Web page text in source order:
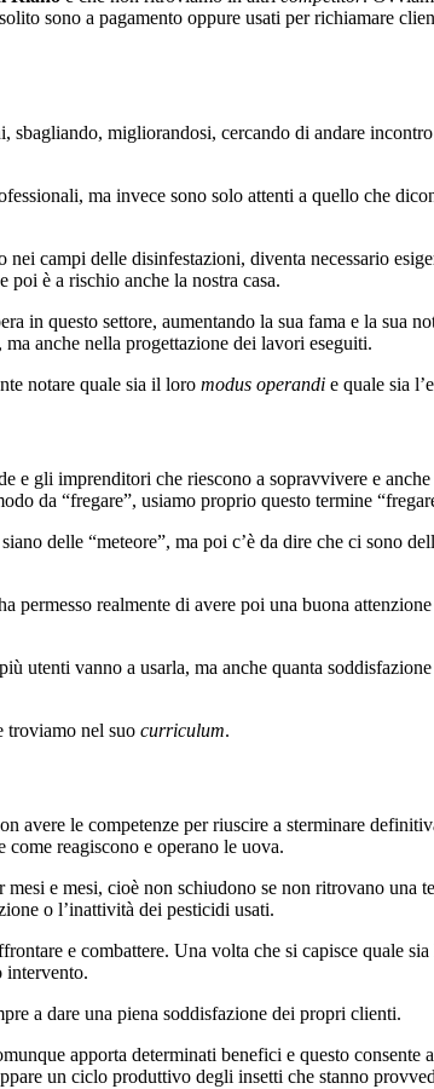
sono a pagamento oppure usati per richiamare
migliorandosi, cercando di andare
ma invece sono solo attenti a quello che
campi delle disinfestazioni, diventa necessario
è a rischio anche la nostra casa.
in questo settore, aumentando la sua fama e la sua
anche nella progettazione dei lavori eseguiti.
notare quale sia il loro modus operandi e quale sia
e gli imprenditori che riescono a sopravvivere e
da “fregare”, usiamo proprio questo termine
delle “meteore”, ma poi c’è da dire che ci sono
permesso realmente di avere poi una buona
utenti vanno a usarla, ma anche quanta
troviamo nel suo curriculum.
le competenze per riuscire a sterminare
reagiscono e operano le uova.
e mesi, cioè non schiudono se non ritrovano una
o l’inattività dei pesticidi usati.
e combattere. Una volta che si capisce quale
intervento.
a dare una piena soddisfazione dei propri clienti.
apporta determinati benefici e questo
un ciclo produttivo degli insetti che stanno